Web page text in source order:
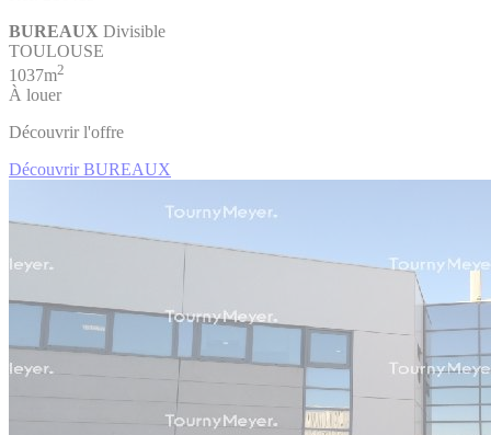
BUREAUX Divisible
TOULOUSE
1037m2
À louer
Découvrir l'offre
Découvrir BUREAUX